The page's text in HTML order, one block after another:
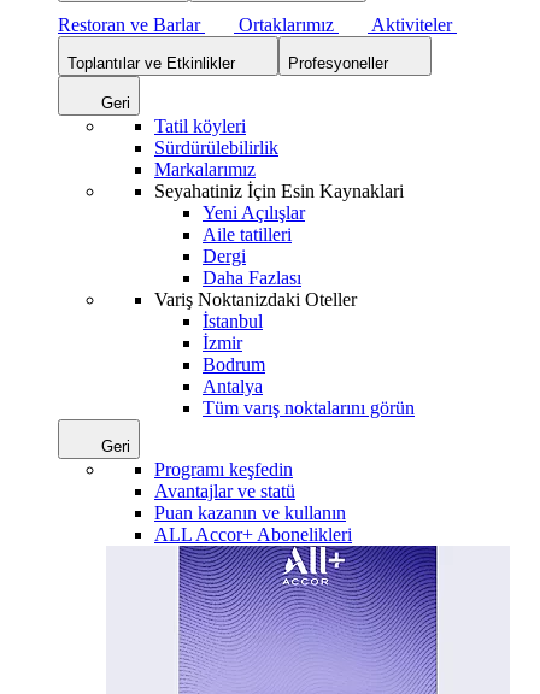
Restoran ve Barlar
Ortaklarımız Aktiviteler
Toplantılar ve Etkinlikler Profesyoneller
Geri
Tatil köyleri
Sürdürülebilirlik
Markalarımız
Seyahatiniz İçin Esin Kaynaklari
Yeni Açılışlar
Aile tatilleri
Dergi
Daha Fazlası
Variş Noktanizdaki Oteller
İstanbul
İzmir
Bodrum
Antalya
Tüm varış noktalarını görün
Geri
Programı keşfedin
Avantajlar ve statü
Puan kazanın ve kullanın
ALL Accor+ Abonelikleri